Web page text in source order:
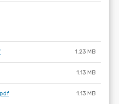
1.23 MB
1.13 MB
1.13 MB